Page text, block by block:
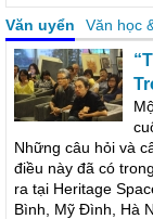
Văn uyển Văn học
Những câu hỏi và
điều này đã có
ra tại Heritage
Bình, Mỹ Đình, Hà